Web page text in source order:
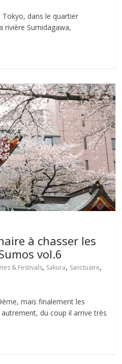
Tokyo, dans le quartier
rivière Sumidagawa,
à chasser les
vol.6
& Festivals, Sakura, Sanctuaire,
mais finalement les
du coup il arrive très